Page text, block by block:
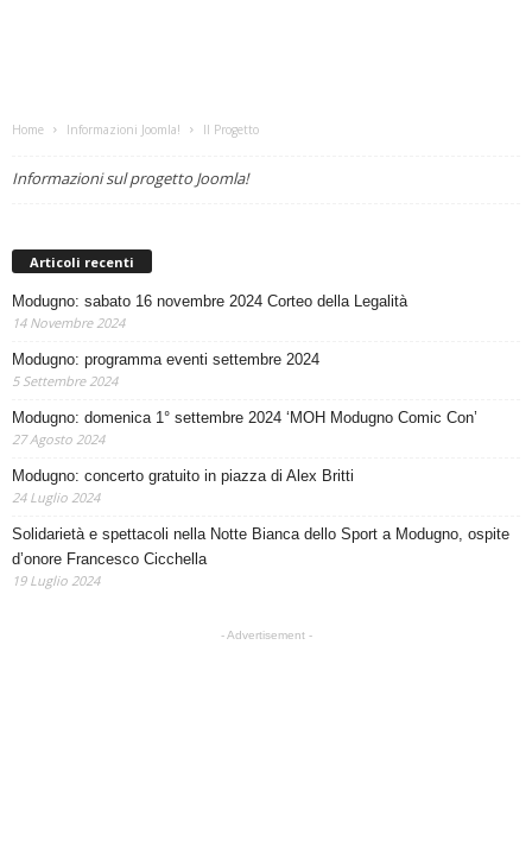
Home Informazioni Joomla! Il Progetto
Informazioni sul progetto Joomla!
Articoli recenti
Modugno: sabato 16 novembre 2024 Corteo della Legalità
14 Novembre 2024
Modugno: programma eventi settembre 2024
5 Settembre 2024
Modugno: domenica 1° settembre 2024 ‘MOH Modugno Comic Con’
27 Agosto 2024
Modugno: concerto gratuito in piazza di Alex Britti
24 Luglio 2024
Solidarietà e spettacoli nella Notte Bianca dello Sport a Modugno, ospite
d’onore Francesco Cicchella
19 Luglio 2024
- Advertisement -